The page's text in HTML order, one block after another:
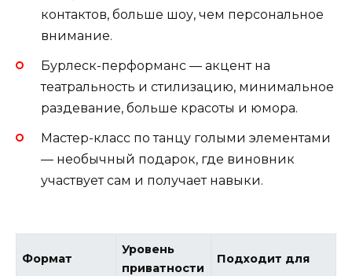
контактов, больше шоу, чем персональное
внимание.
Бурлеск-перформанс — акцент на
театральность и стилизацию, минимальное
раздевание, больше красоты и юмора.
Мастер-класс по танцу голыми элементами
— необычный подарок, где виновник
участвует сам и получает навыки.
Формат
Уровень
приватности
Подходит для